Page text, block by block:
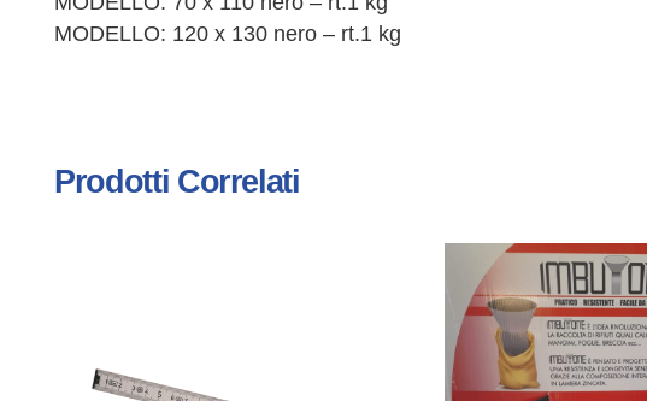
MODELLO: 120 x 130 nero – rt.1 kg
Prodotti Correlati